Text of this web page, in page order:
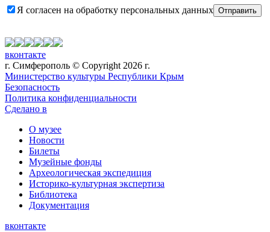
Оставьте это поле пустым.
Я согласен на обработку персональных данных
вконтакте
г. Симферополь © Copyright 2026 г.
Министерство культуры Республики Крым
Безопасность
Политика конфиденциальности
Сделано в
О музее
Новости
Билеты
Музейные фонды
Археологическая экспедиция
Историко-культурная экспертиза
Библиотека
Документация
вконтакте